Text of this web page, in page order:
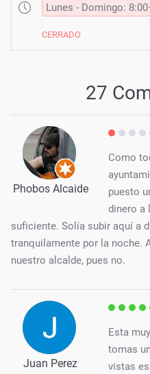
Lunes - Domingo:
CERRADO
27
Phobos Alcaide
Como
puesto
dinero a
suficiente. Solía subir aquí a
tranquilamente por la noche.
nuestro alcalde, pues no.
Juan Perez
Esta
tomas
vistas